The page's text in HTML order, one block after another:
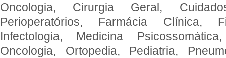
Oncologia, Cirurgia Geral,
Perioperatórios, Farmácia Clínica,
Infectologia, Medicina
Oncologia, Ortopedia, Pediatria,